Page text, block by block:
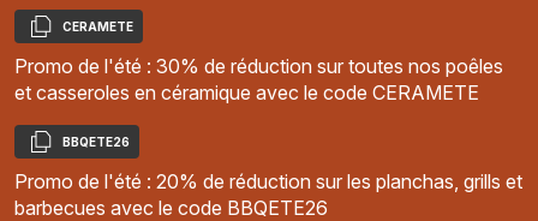
Copier
CERAMETE
Promo de l'été : 30% de réduction sur toutes nos poêles
et casseroles en céramique avec le code CERAMETE
Copier
BBQETE26
Promo de l'été : 20% de réduction sur les planchas, grills et
barbecues avec le code BBQETE26